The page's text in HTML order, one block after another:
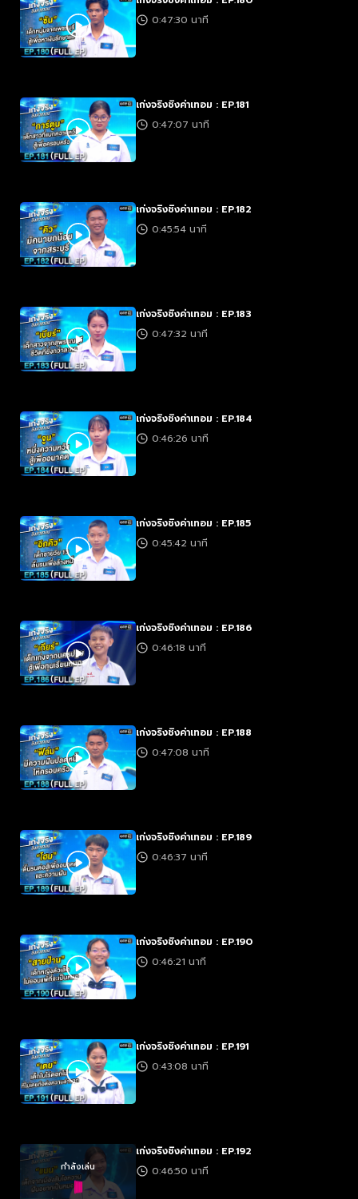
0:47:30 นาที
เก่งจริงชิงค่าเทอม : EP.181
0:47:07 นาที
เก่งจริงชิงค่าเทอม : EP.182
0:45:54 นาที
เก่งจริงชิงค่าเทอม : EP.183
0:47:32 นาที
เก่งจริงชิงค่าเทอม : EP.184
0:46:26 นาที
เก่งจริงชิงค่าเทอม : EP.185
0:45:42 นาที
เก่งจริงชิงค่าเทอม : EP.186
0:46:18 นาที
เก่งจริงชิงค่าเทอม : EP.188
0:47:08 นาที
เก่งจริงชิงค่าเทอม : EP.189
0:46:37 นาที
เก่งจริงชิงค่าเทอม : EP.190
0:46:21 นาที
เก่งจริงชิงค่าเทอม : EP.191
0:43:08 นาที
กำลังเล่น
เก่งจริงชิงค่าเทอม : EP.192
0:46:50 นาที